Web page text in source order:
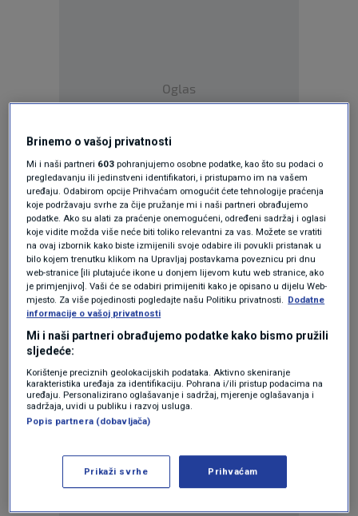
Oglas
KAKVO JE TVOJE MIŠLJENJE O OVOME?
Pridruži se raspravi ili pročitaj komentare
Budi prvi koji će ostaviti komentar
Pratite nas na društvenim mrežama
Brinemo o vašoj privatnosti
Mi i naši partneri 603 pohranjujemo osobne podatke, kao što su podaci o
pregledavanju ili jedinstveni identifikatori, i pristupamo im na vašem
uređaju. Odabirom opcije Prihvaćam omogućit ćete tehnologije praćenja
koje podržavaju svrhe za čije pružanje mi i naši partneri obrađujemo
podatke. Ako su alati za praćenje onemogućeni, određeni sadržaj i oglasi
koje vidite možda više neće biti toliko relevantni za vas. Možete se vratiti
na ovaj izbornik kako biste izmijenili svoje odabire ili povukli pristanak u
bilo kojem trenutku klikom na Upravljaj postavkama poveznicu pri dnu
web-stranice [ili plutajuće ikone u donjem lijevom kutu web stranice, ako
je primjenjivo]. Vaši će se odabiri primijeniti kako je opisano u dijelu Web-
mjesto. Za više pojedinosti pogledajte našu Politiku privatnosti.
Dodatne
informacije o vašoj privatnosti
Mi i naši partneri obrađujemo podatke kako bismo pružili
sljedeće:
Korištenje preciznih geolokacijskih podataka. Aktivno skeniranje
karakteristika uređaja za identifikaciju. Pohrana i/ili pristup podacima na
uređaju. Personalizirano oglašavanje i sadržaj, mjerenje oglašavanja i
sadržaja, uvidi u publiku i razvoj usluga.
Popis partnera (dobavljača)
Prikaži svrhe Prihvaćam